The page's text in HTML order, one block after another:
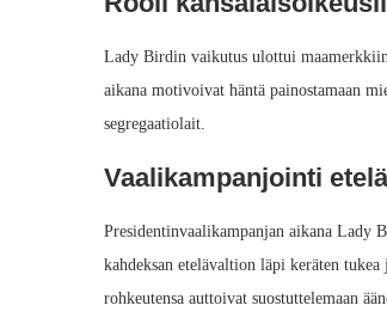
Lady Birdin vaikutus ulottui
aikana motivoivat häntä painostamaan
segregaatiolait.
Vaalikampanjointi
Presidentinvaalikampanjan aikana Lady
kahdeksan etelävaltion läpi keräten
rohkeutensa auttoivat suostuttelemaan